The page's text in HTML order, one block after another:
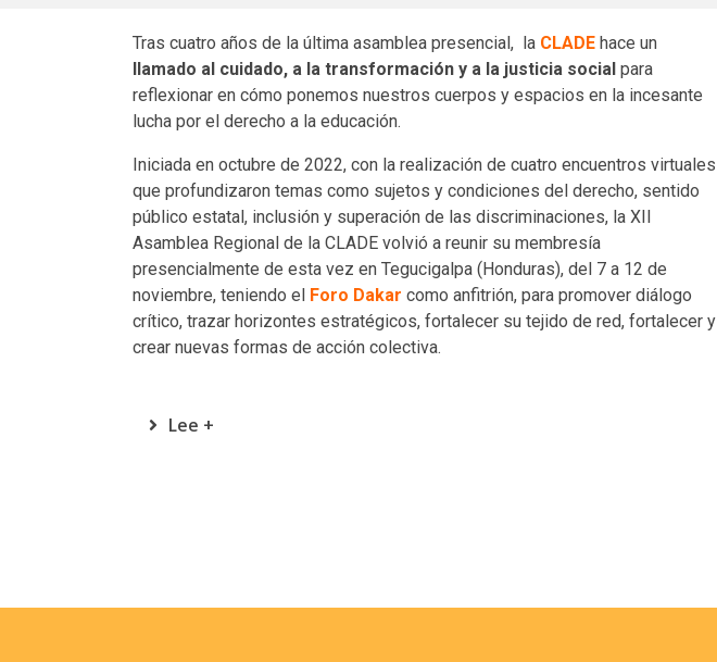
Tras cuatro años de la última asamblea presencial, la CLADE hace un
llamado al cuidado, a la transformación y a la justicia social para
reflexionar en cómo ponemos nuestros cuerpos y espacios en la incesante
lucha por el derecho a la educación.
Iniciada en octubre de 2022, con la realización de cuatro encuentros virtuales
que profundizaron temas como sujetos y condiciones del derecho, sentido
público estatal, inclusión y superación de las discriminaciones, la XII
Asamblea Regional de la CLADE volvió a reunir su membresía
presencialmente de esta vez en Tegucigalpa (Honduras), del 7 a 12 de
noviembre, teniendo el Foro Dakar como anfitrión, para promover diálogo
crítico, trazar horizontes estratégicos, fortalecer su tejido de red, fortalecer y
crear nuevas formas de acción colectiva.
Lee +